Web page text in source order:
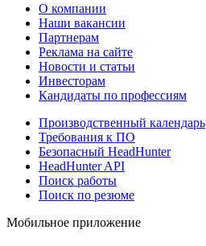
О компании
Наши вакансии
Партнерам
Реклама на сайте
Новости и статьи
Инвесторам
Кандидаты по профессиям
Производственный календарь
Требования к ПО
Безопасный HeadHunter
HeadHunter API
Поиск работы
Поиск по резюме
Мобильное приложение